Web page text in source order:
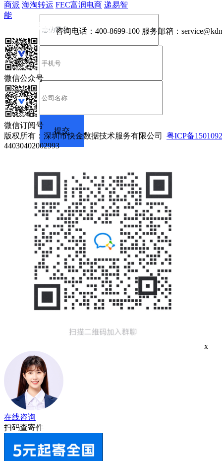
商派 海淘转运 FEC富润电商 递易智
能
咨询电话： 400-8699-100 服务邮箱：
微信公众号
微信订阅号
版权所有：深圳市快金数据技术服务有限公司 粤ICP备
44030402002993
x
在线咨询
扫码查寄件